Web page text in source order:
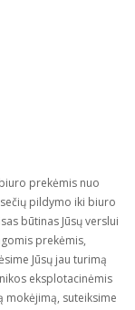
prekėmis nuo
pildymo iki biuro
būtinas Jūsų verslui
prekėmis,
Jūsų jau turimą
eksplotacinėmis
mokėjimą, suteiksime